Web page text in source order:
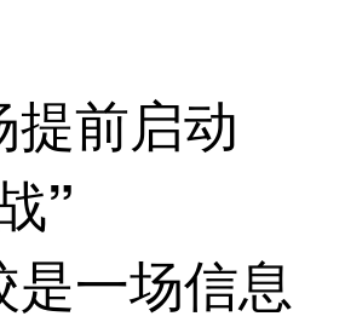
前启动
”
一场信息